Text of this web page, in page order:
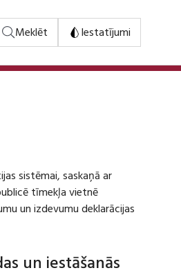
Meklēt Iestatījumi
sistēmai, saskaņā ar
tīmekļa vietnē
un izdevumu deklarācijas
un iestāšanās